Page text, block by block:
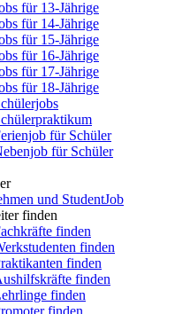
für 13-Jährige
für 14-Jährige
für 15-Jährige
für 16-Jährige
für 17-Jährige
für 18-Jährige
für Schüler
für Schüler
und StudentJob
finden
finden
finden
finden
finden
finden
finden